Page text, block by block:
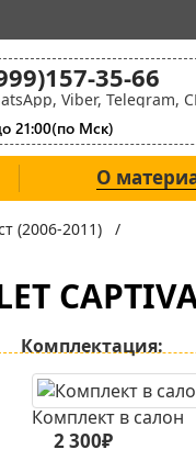
35-66
Viber, Telegram,
21:00(по Мск)
О
(2006-2011) /
Комплектация:
Комплект в салон
2 300₽